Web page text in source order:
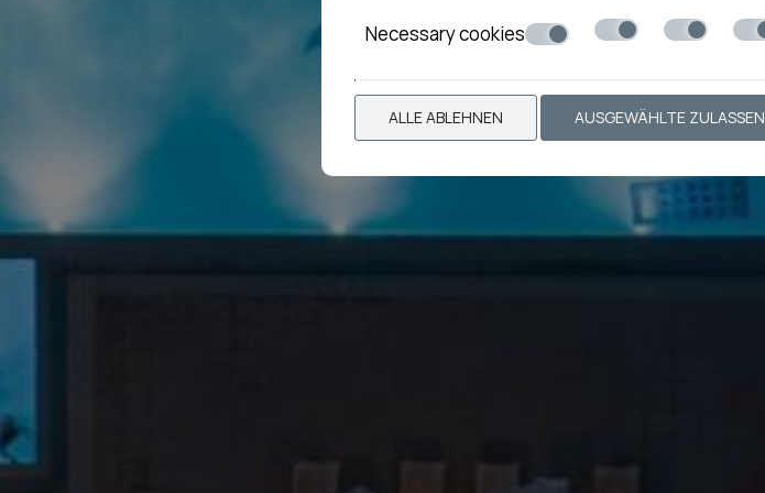
Necessary cookies
ALLE ABLEHNEN AUSGEWÄHLTE ZULASSEN